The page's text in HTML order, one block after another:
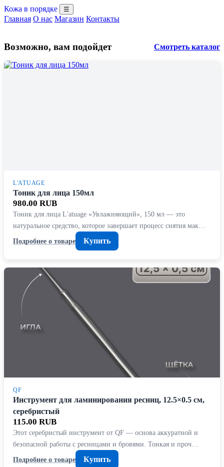
Кожа в порядке ☰
Главная О нас Магазин Контакты
Возможно, вам подойдет Смотреть каталог
L'ATUAGE
Тоник для лица 150мл
980.00 RUB
Тоник для лица L'atuage «Увлажняющий», 150 мл — это
натуральное средство, которое завершает процесс снятия мак…
Подробнее о товаре
Купить
QF
Инструмент для ламинирования ресниц, 12.5×0.5 см,
серебристый
115.00 RUB
Этот серебристый инструмент от QF — основа аккуратной и
безопасной работы с ресницами и бровями. Тонкая и проч…
Подробнее о товаре
Купить